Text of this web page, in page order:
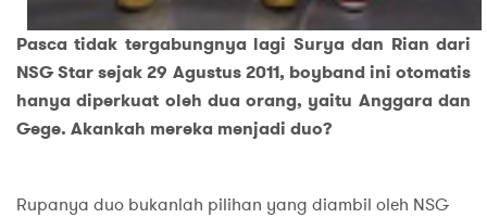
Pasca tidak tergabungnya lagi Surya dan Rian dari
NSG Star sejak 29 Agustus 2011, boyband ini otomatis
hanya diperkuat oleh dua orang, yaitu Anggara dan
Gege. Akankah mereka menjadi duo?
Rupanya duo bukanlah pilihan yang diambil oleh NSG